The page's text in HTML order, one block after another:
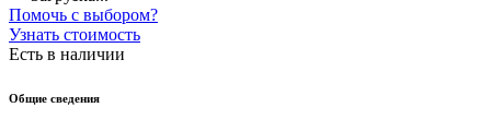
Помочь с выбором?
Узнать стоимость
Есть в наличии
Общие сведения